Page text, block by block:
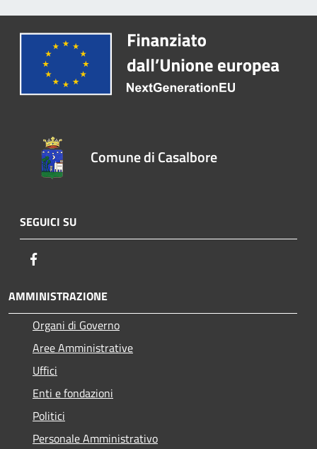
Comune di Casalbore
SEGUICI SU
AMMINISTRAZIONE
Organi di Governo
Aree Amministrative
Uffici
Enti e fondazioni
Politici
Personale Amministrativo